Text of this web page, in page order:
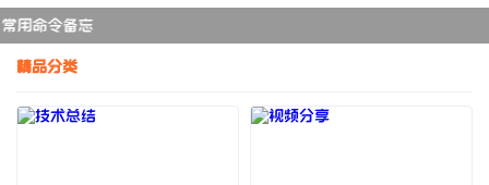
精品分类